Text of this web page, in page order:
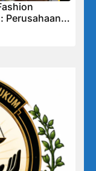
Perusahaan